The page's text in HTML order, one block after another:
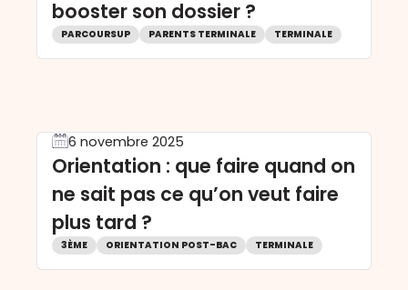
booster son dossier ?
PARCOURSUP PARENTS TERMINALE TERMINALE
6 novembre 2025
Orientation : que faire quand on
ne sait pas ce qu’on veut faire
plus tard ?
3ÈME ORIENTATION POST-BAC TERMINALE